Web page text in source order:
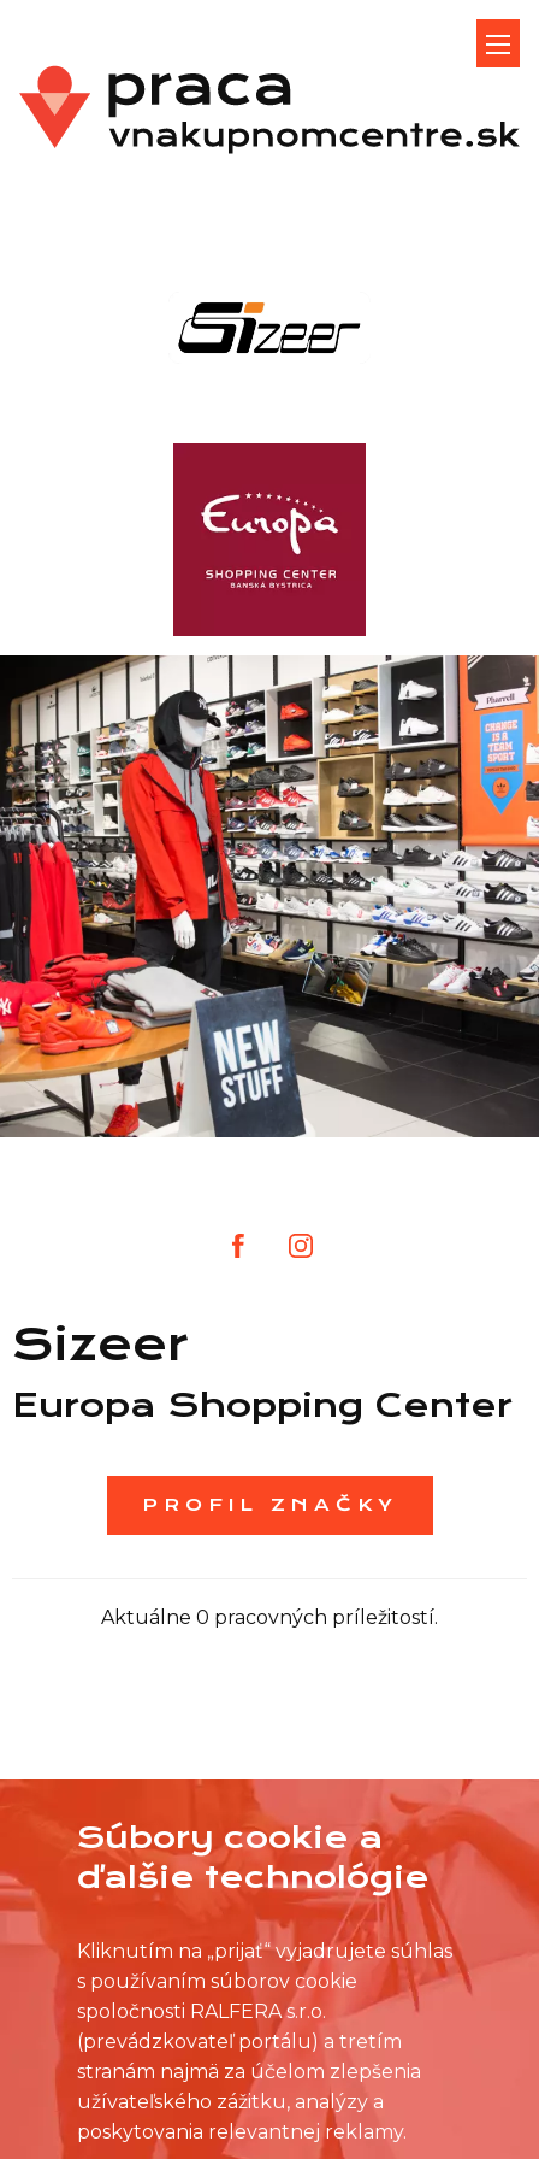
Zoznam NC
Sizeer
Europa Shopping Center
PROFIL ZNAČKY
Aktuálne 0 pracovných príležitostí.
NEVYBRALI STE SI Z PRACOVNÝCH PONÚK?
OSLOVTE PREDAJŇU PRIAMO S VAŠIMI
ČASOVÝMI MOŽNOSŤAMI
Súbory cookie a
ďalšie technológie
Kliknutím na „prijať“ vyjadrujete súhlas
s používaním súborov cookie
spoločnosti RALFERA s.r.o.
(prevádzkovateľ portálu) a tretím
stranám najmä za účelom zlepšenia
užívateľského zážitku, analýzy a
poskytovania relevantnej reklamy.